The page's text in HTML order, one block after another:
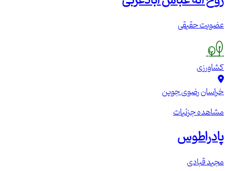
عضویت حقیقی
کشاورزی
خراسان رضویجوین
مشاهده جزئیات
پادراطوس
مجید قبادی